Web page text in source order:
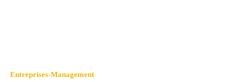
Entreprises-Management